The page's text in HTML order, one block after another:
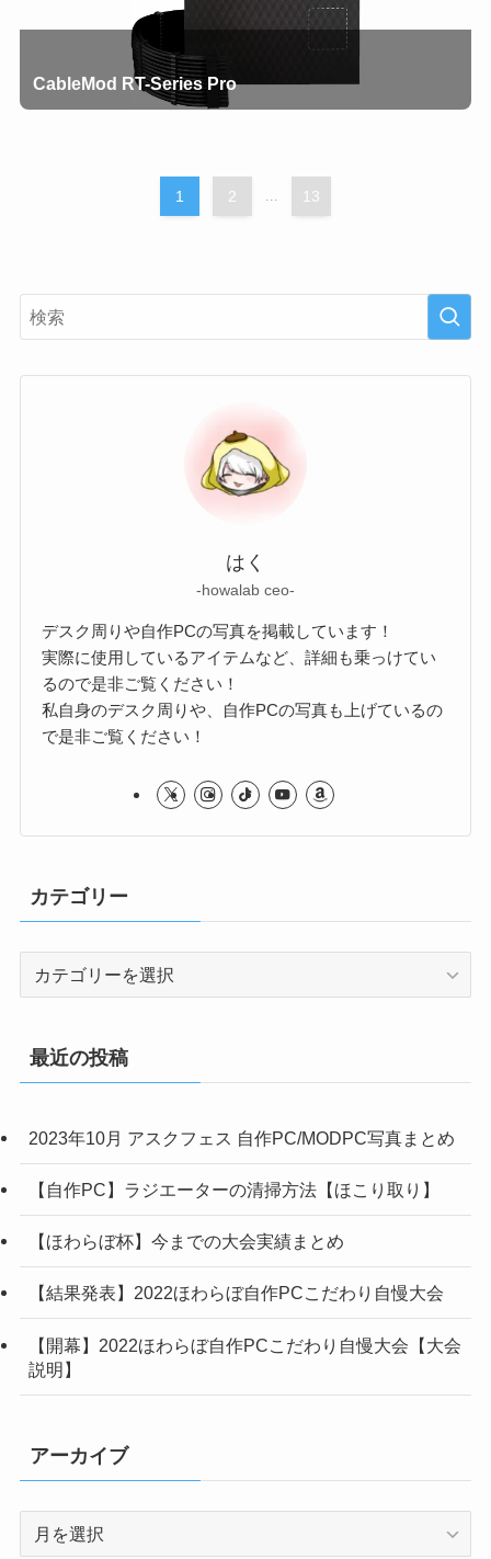
CableMod RT-Series Pro
1 2 ... 13
はく
-howalab ceo-
デスク周りや自作PCの写真を掲載しています！
実際に使用しているアイテムなど、詳細も乗っけてい
るので是非ご覧ください！
私自身のデスク周りや、自作PCの写真も上げているの
で是非ご覧ください！
カテゴリー
リ
最近の投稿
2023年10月 アスクフェス 自作PC/MODPC写真まとめ
【自作PC】ラジエーターの清掃方法【ほこり取り】
【ほわらぼ杯】今までの大会実績まとめ
【結果発表】2022ほわらぼ自作PCこだわり自慢大会
【開幕】2022ほわらぼ自作PCこだわり自慢大会【大会
説明】
アーカイブ